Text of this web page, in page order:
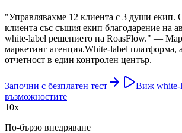
"Управлявахме 12 клиента с 3 души екип.
клиента със същия екип благодарение на
white-label решението на RoasFlow." —
маркетинг агенция.White-label платформа,
отчетност в един контролен център.
Започни с безплатен тест
Виж white-
възможностите
10x
По-бързо внедряване